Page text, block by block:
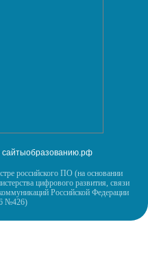
сайтыобразованию.рф
российского ПО (на основании
цифрового развития, связи
Российской Федерации
№426)